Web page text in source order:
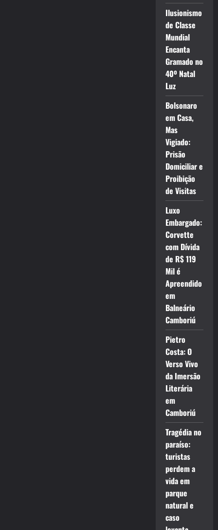
Ilusionismo
de Classe
Mundial
Encanta
Gramado no
40º Natal
Luz
Bolsonaro
em Casa,
Mas
Vigiado:
Prisão
Domiciliar e
Proibição
de Visitas
Luxo
Embargado:
Corvette
com Dívida
de R$ 119
Mil é
Apreendido
em
Balneário
Camboriú
Pietro
Costa: O
Verso Vivo
da Imersão
Literária
em
Camboriú
Tragédia no
paraíso:
turistas
perdem a
vida em
parque
natural e
caso